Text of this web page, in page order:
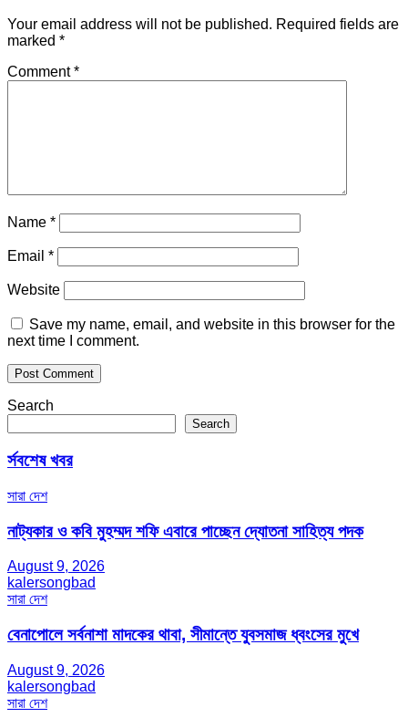
Your email address will not be published. Required fields are
marked *
Comment*
Name *
Email *
Website
Save my name, email, and website in this browser for the
next time I comment.
Search
Search
র্সবশেষ খবর
সারা দেশ
নাট্যকার ও কবি মুহম্মদ শফি এবারে পাচ্ছেন দ্যোতনা সাহিত্য পদক
August 9, 2026
kalersongbad
সারা দেশ
বেনাপোলে সর্বনাশা মাদকের থাবা, সীমান্তে যুবসমাজ ধ্বংসের মুখে
August 9, 2026
kalersongbad
সারা দেশ